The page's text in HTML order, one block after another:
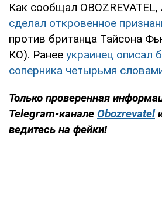
Как сообщал
сделал откровенное
против британца Тайсона
КО). Ранее украинец описал
соперника четырьмя
Только проверенная
Telegram-канале Obozrevatel
ведитесь на фейки!